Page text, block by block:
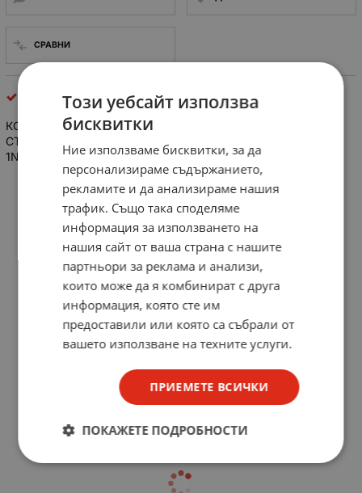
СРАВНИ
Крайни и пътни прекъсвачи
КОРПУС ЗА КРАЙЕН ПРЕВКЛЮЧВАЧ С БАВНО ДЕЙСТВИЕ,
СТИЛ: БУТАЛО 4/6 AMP IP65, 230/400 VAC, 250 VDC,
1NO/1NC, ИЗПОЛЗВА СЕ С КРАЙЕН ПРЕВКЛЮЧВАЧ AT0
Този уебсайт използва
бисквитки
Ние използваме бисквитки, за да
персонализираме съдържанието,
рекламите и да анализираме нашия
трафик. Също така споделяме
информация за използването на
нашия сайт от ваша страна с нашите
партньори за реклама и анализи,
които може да я комбинират с друга
информация, която сте им
предоставили или която са събрали от
вашето използване на техните услуги.
ПРИЕМЕТЕ ВСИЧКИ
ПОКАЖЕТЕ ПОДРОБНОСТИ